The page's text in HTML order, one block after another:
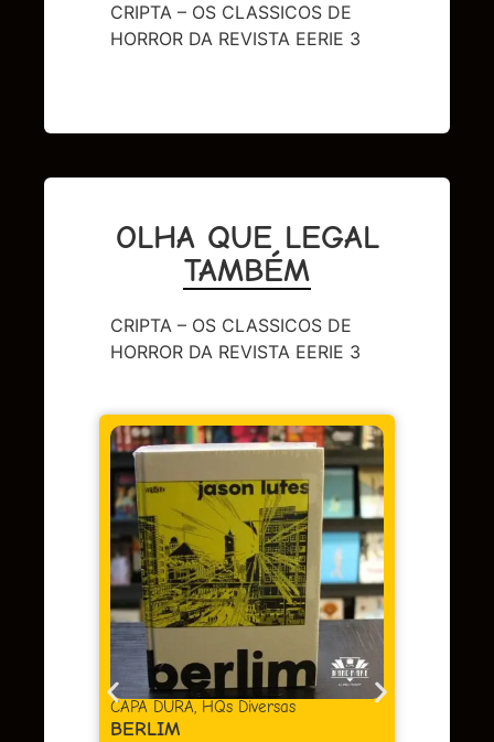
CRIPTA – OS CLASSICOS DE
HORROR DA REVISTA EERIE 3
OLHA QUE LEGAL
TAMBÉM
CRIPTA – OS CLASSICOS DE
HORROR DA REVISTA EERIE 3
CAPA DURA, HQs Diversas
BERLIM